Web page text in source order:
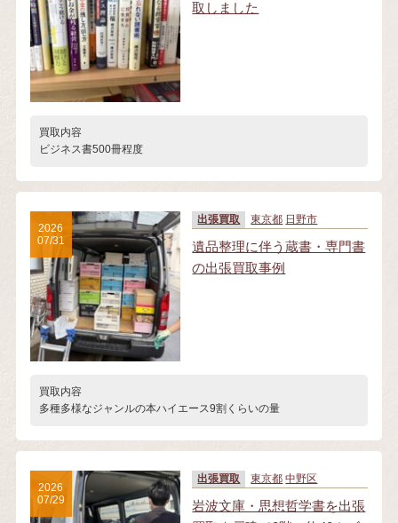
取しました
買取内容
ビジネス書500冊程度
出張買取 東京都 日野市
遺品整理に伴う蔵書・専門書
の出張買取事例
買取内容
多種多様なジャンルの本ハイエース9割くらいの量
2026
07/31
出張買取 東京都 中野区
岩波文庫・思想哲学書を出張
2026
07/29